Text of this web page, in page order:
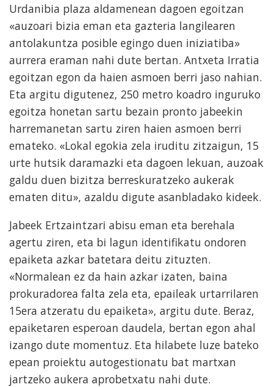
Urdanibia plaza aldamenean dagoen egoitzan
«auzoari bizia eman eta gazteria langilearen
antolakuntza posible egingo duen iniziatiba»
aurrera eraman nahi dute bertan. Antxeta Irratia
egoitzan egon da haien asmoen berri jaso nahian.
Eta argitu digutenez, 250 metro koadro inguruko
egoitza honetan sartu bezain pronto jabeekin
harremanetan sartu ziren haien asmoen berri
emateko. «Lokal egokia zela iruditu zitzaigun, 15
urte hutsik daramazki eta dagoen lekuan, auzoak
galdu duen bizitza berreskuratzeko aukerak
ematen ditu», azaldu digute asanbladako kideek.
Jabeek Ertzaintzari abisu eman eta berehala
agertu ziren, eta bi lagun identifikatu ondoren
epaiketa azkar batetara deitu zituzten.
«Normalean ez da hain azkar izaten, baina
prokuradorea falta zela eta, epaileak urtarrilaren
15era atzeratu du epaiketa», argitu dute. Beraz,
epaiketaren esperoan daudela, bertan egon ahal
izango dute momentuz. Eta hilabete luze bateko
epean proiektu autogestionatu bat martxan
jartzeko aukera aprobetxatu nahi dute.